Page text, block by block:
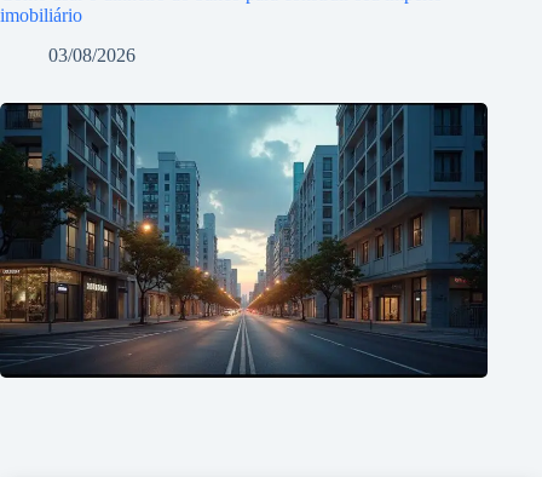
imobiliário
03/08/2026